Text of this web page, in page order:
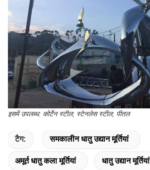
इसमें उपलब्ध: कोर्टेन स्टील; स्टेनलेस स्टील; पीतल
टैग: समकालीन धातु उद्यान मूर्तियां
अमूर्त धातु कला मूर्तियां धातु उद्यान मूर्तियां